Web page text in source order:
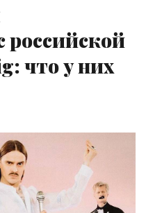
российской
что у них